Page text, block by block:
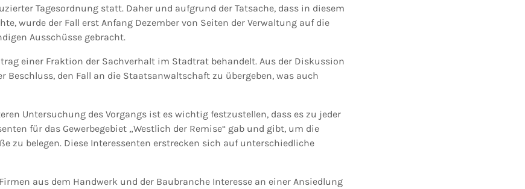
Tagesordnung statt. Daher und aufgrund der Tatsache, dass in diesem
wurde der Fall erst Anfang Dezember von Seiten der Verwaltung auf die
Ausschüsse gebracht.
einer Fraktion der Sachverhalt im Stadtrat behandelt. Aus der Diskussion
Beschluss, den Fall an die Staatsanwaltschaft zu übergeben, was auch
Untersuchung des Vorgangs ist es wichtig festzustellen, dass es zu jeder
für das Gewerbegebiet „Westlich der Remise“ gab und gibt, um die
zu belegen. Diese Interessenten erstrecken sich auf unterschiedliche
aus dem Handwerk und der Baubranche Interesse an einer Ansiedlung